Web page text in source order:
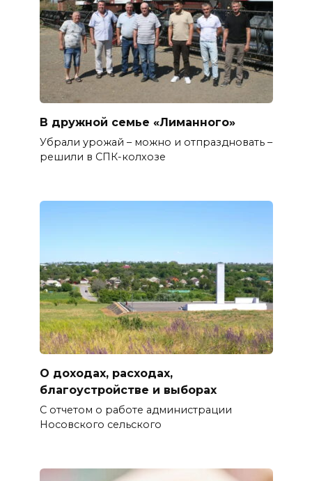
В дружной семье «Лиманного»
Убрали урожай – можно и отпраздновать –
решили в СПК-колхозе
О доходах, расходах,
благоустройстве и выборах
С отчетом о работе администрации
Носовского сельского